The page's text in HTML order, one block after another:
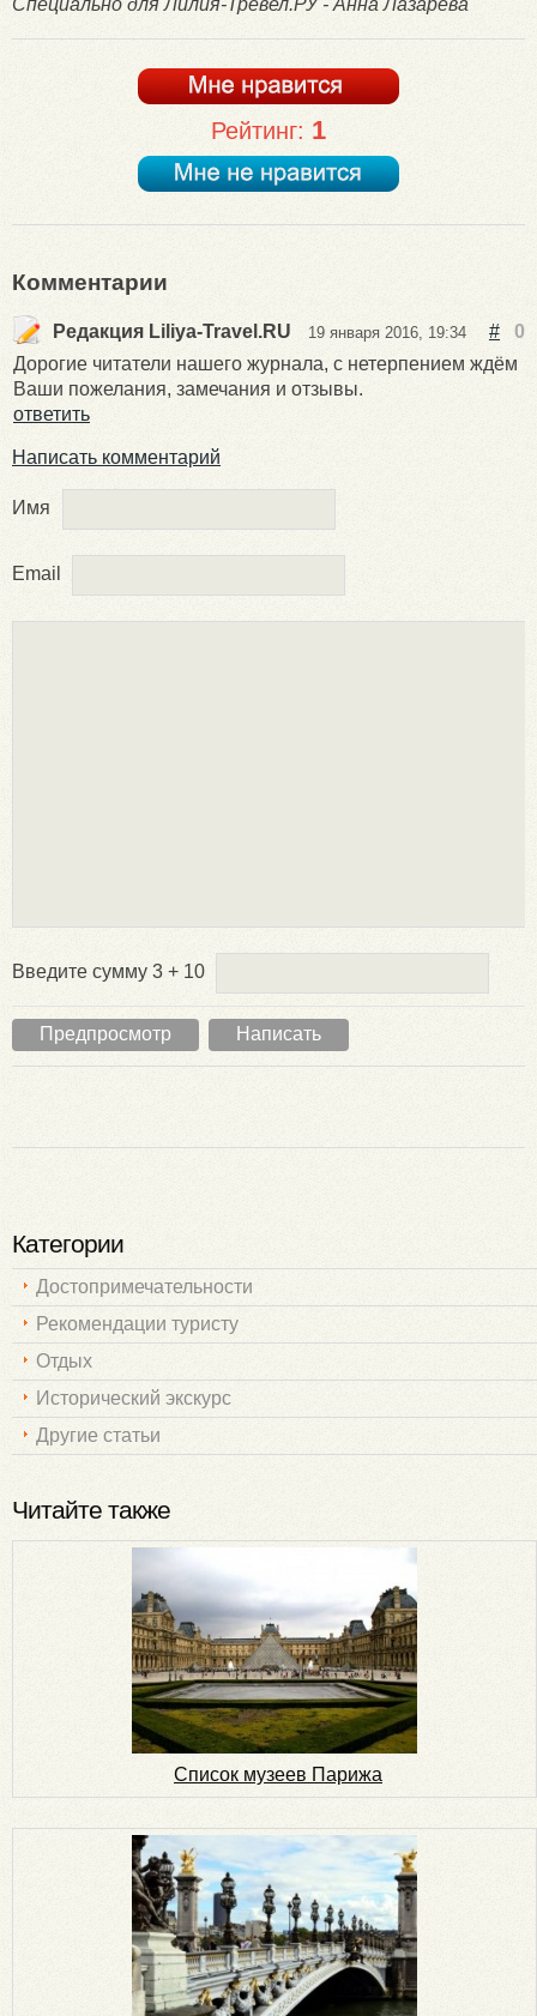
Рейтинг: 1
Комментарии
Редакция Liliya-Travel.RU 19 января 2016, 19:34 #
0
Дорогие читатели нашего журнала, с нетерпением ждём
Ваши пожелания, замечания и отзывы.
ответить
Написать комментарий
Имя
Email
Введите сумму 3 + 10
Категории
Достопримечательности
Рекомендации туристу
Отдых
Исторический экскурс
Другие статьи
Читайте также
Список музеев Парижа